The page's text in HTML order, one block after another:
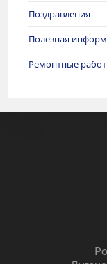
Поздравления
Полезная
Ремонтные